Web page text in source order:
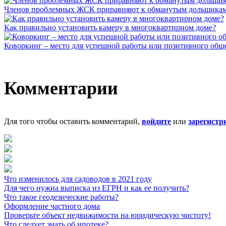
Членов проблемных ЖСК приравняют к обманутым
Как правильно установить камеру в многоквартирном доме?
Коворкинг – место для успешной работы или позитивного
Комментарии
Для того чтобы оставить комментарий, войдите или
Что изменилось для садоводов в 2021 году
Для чего нужна выписка из ЕГРН и как ее получить?
Что такое геодезические работы?
Оформление частного дома
Проверьте объект недвижимости на юридическую чистоту!